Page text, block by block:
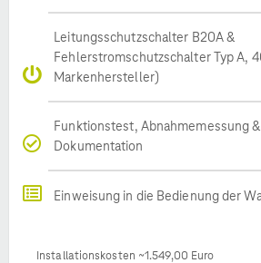
Leitungsschutzschalter B20A &
Fehlerstromschutzschalter Typ A,
Markenhersteller)
Funktionstest, Abnahmemessung &
Dokumentation
Einweisung in die Bedienung der
Installationskosten ~1.549,00 Euro